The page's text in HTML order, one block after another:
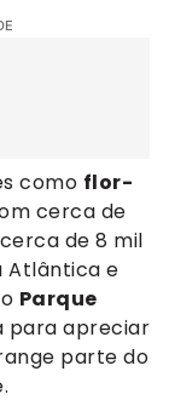
como flor-
cerca de
de 8 mil
Atlântica e
Parque
para apreciar
parte do